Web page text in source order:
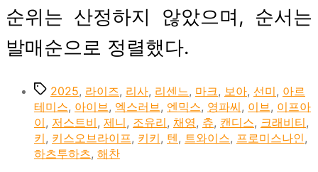
순위는 산정하지 않았으며, 순서는
발매순으로 정렬했다.
Tags2025, 라이즈, 리사, 리센느 , 마크 , 보아, 선미 , 아르
테미스, 아이브 , 엑스러브 , 엔믹스, 영파씨 , 이브 , 이프아
이 , 저스트비 , 제니 , 조유리 , 채영 , 츄, 캔디스, 크래비티 ,
키 , 키스오브라이프 , 키키 , 텐 , 트와이스, 프로미스나인 ,
하츠투하츠, 해찬